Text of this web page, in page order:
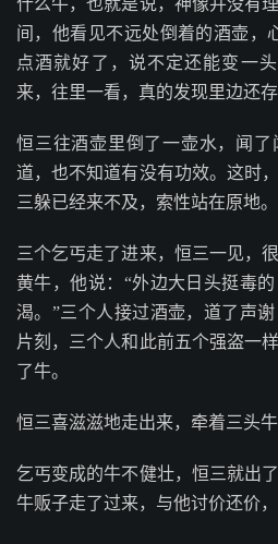
什么牛，也就是说，神像并没有
间，他看见不远处倒着的酒壶，
点酒就好了，说不定还能变一
来，往里一看，真的发现里边还存
恒三往酒壶里倒了一壶水，闻
道，也不知道有没有功效。这时
三躲已经来不及，索性站在原地。
三个乞丐走了进来，恒三一见，
黄牛，他说：“外边大日头挺毒
渴。”三个人接过酒壶，道了声
片刻，三个人和此前五个强盗一
了牛。
恒三喜滋滋地走出来，牵着三头牛
乞丐变成的牛不健壮，恒三就出
牛贩子走了过来，与他讨价还价